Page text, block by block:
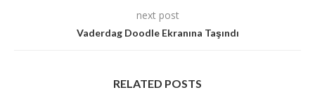
next post
Vaderdag Doodle Ekranına Taşındı
RELATED POSTS